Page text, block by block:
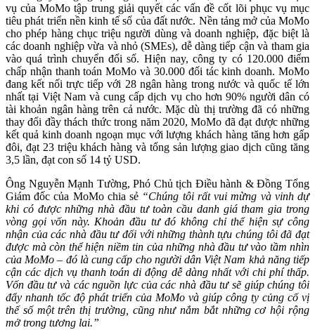
vụ của MoMo tập trung giải quyết các vấn đề cốt lõi phục vụ mục
tiêu phát triển nền kinh tế số của đất nước. Nền tảng mở của MoMo
cho phép hàng chục triệu người dùng và doanh nghiệp, đặc biệt là
các doanh nghiệp vừa và nhỏ (SMEs), dễ dàng tiếp cận và tham gia
vào quá trình chuyển đổi số. Hiện nay, công ty có 120.000 điểm
chấp nhận thanh toán MoMo và 30.000 đối tác kinh doanh. MoMo
đang kết nối trực tiếp với 28 ngân hàng trong nước và quốc tế lớn
nhất tại Việt Nam và cung cấp dịch vụ cho hơn 90% người dân có
tài khoản ngân hàng trên cả nước. Mặc dù thị trường đã có những
thay đổi đầy thách thức trong năm 2020, MoMo đã đạt được những
kết quả kinh doanh ngoạn mục với lượng khách hàng tăng hơn gấp
đôi, đạt 23 triệu khách hàng và tổng sản lượng giao dịch cũng tăng
3,5 lần, đạt con số 14 tỷ USD.
Ông Nguyễn Mạnh Tường, Phó Chủ tịch Điều hành & Đồng Tổng
Giám đốc của MoMo chia sẻ “Chúng tôi rất vui mừng và vinh dự
khi có được những nhà đầu tư toàn cầu danh giá tham gia trong
vòng gọi vốn này. Khoản đầu tư đó không chỉ thể hiện sự công
nhận của các nhà đầu tư đối với những thành tựu chúng tôi đã đạt
được mà còn thể hiện niềm tin của những nhà đầu tư vào tầm nhìn
của MoMo – đó là cung cấp cho người dân Việt Nam khả năng tiếp
cận các dịch vụ thanh toán di động dễ dàng nhất với chi phí thấp.
Vốn đầu tư và các nguồn lực của các nhà đầu tư sẽ giúp chúng tôi
đẩy nhanh tốc độ phát triển của MoMo và giúp công ty củng cố vị
thế số một trên thị trường, cũng như nắm bắt những cơ hội rộng
mở trong tương lai.”